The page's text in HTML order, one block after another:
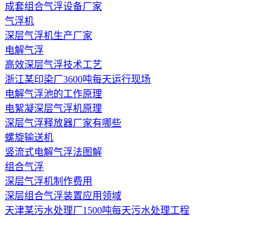
成套组合气浮设备厂家
气浮机
深层气浮机生产厂家
电解气浮
高效深层气浮技术工艺
浙江某印染厂3600吨每天运行现场
电解气浮池的工作原理
电絮凝深层气浮机原理
深层气浮释放器厂家有哪些
螺旋输送机
竖流式电解气浮法图解
组合气浮
深层气浮机制作费用
深层组合气浮装置应用领域
天津某污水处理厂1500吨每天污水处理工程